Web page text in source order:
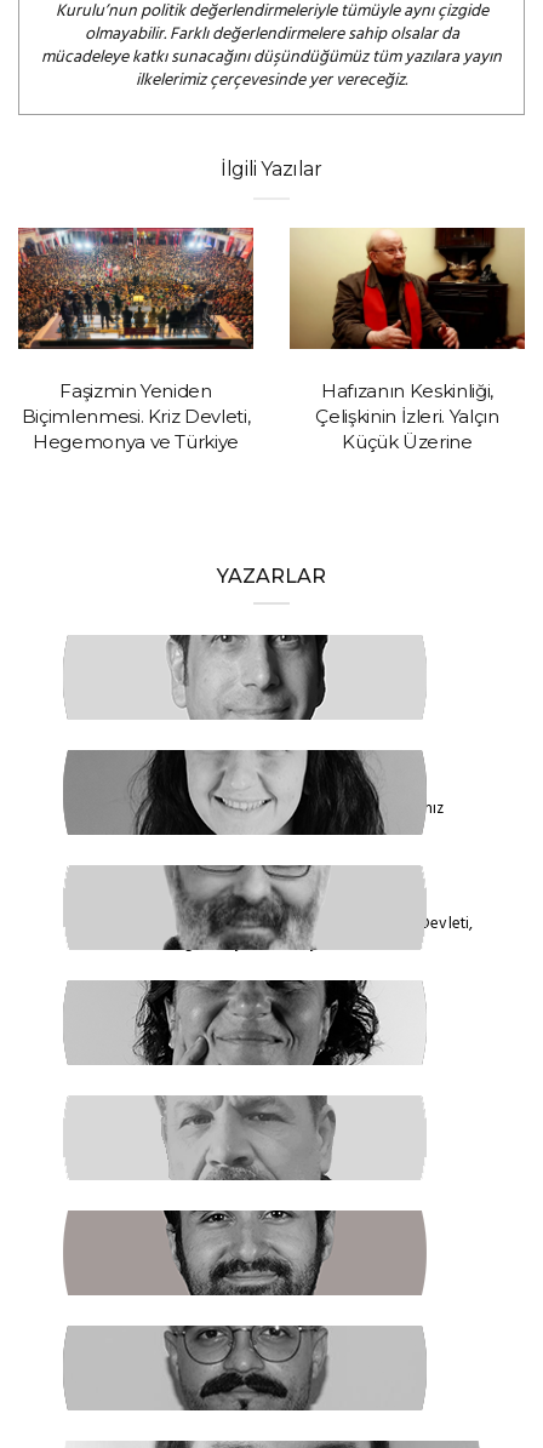
Kurulu’nun politik değerlendirmeleriyle tümüyle aynı çizgide
olmayabilir. Farklı değerlendirmelere sahip olsalar da
mücadeleye katkı sunacağını düşündüğümüz tüm yazılara yayın
ilkelerimiz çerçevesinde yer vereceğiz.
İlgili Yazılar
Faşizmin Yeniden
Biçimlenmesi. Kriz Devleti,
Hegemonya ve Türkiye
Hafızanın Keskinliği,
Çelişkinin İzleri. Yalçın
Küçük Üzerine
YAZARLAR
HAKAN ÖZTÜRK
Barışa Başlamalıyız
FİDAN ATASELİM
Paketinizle 6284’e Dokunamayacaksınız
VEYSEL AKTAŞ
Faşizmin Yeniden Biçimlenmesi. Kriz Devleti,
Hegemonya ve Türkiye
GÜLSÜM KAV
Şiddetin İlacı, Barışa Kavuşmaktır
RAŞİT ŞAHİN
Boş Koltukta Kim Oturuyordu?
BATUHAN GÜNDOĞDU
Halkın Kendi Kendini Yönetmesi
FIRAT ÖZTAŞ
AKP Kaybetti